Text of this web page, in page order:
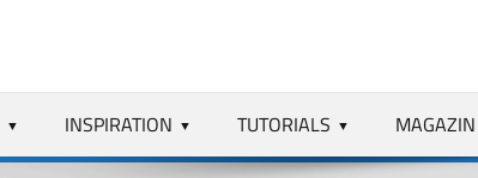
INSPIRATION TUTORIALS MAGAZIN